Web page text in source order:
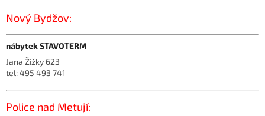
Nový Bydžov:
nábytek STAVOTERM
Jana Žižky 623
tel: 495 493 741
Police nad Metují: